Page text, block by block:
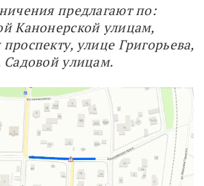
предлагают по:
Канонерской улицам,
улице Григорьева,
Садовой улицам.